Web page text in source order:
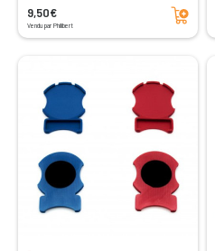
9,50€
Vendu par Philibert
Ajouter au panier